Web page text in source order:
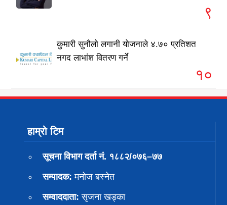
९
कुमारी सुनौलो लगानी योजनाले ४.७० प्रतिशत
नगद लाभांश वितरण गर्ने
१०
हाम्रो टिम
सूचना विभाग दर्ता नं. १८८२/०७६–७७
सम्पादक: मनोज बस्नेत
सम्वाददाता: सृजना खड्का